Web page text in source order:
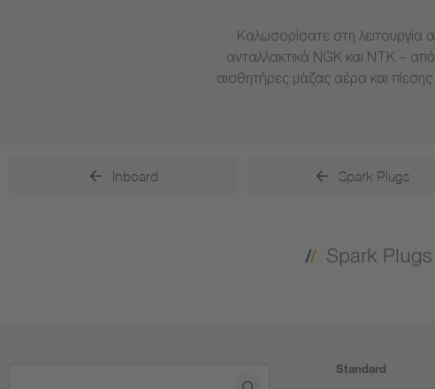
Καλωσορίσατε στη λειτουργία
ανταλλακτικά NGK και NTK –
αισθητήρες μάζας αέρα και
Inboard Spark Plugs
Spark
Standard